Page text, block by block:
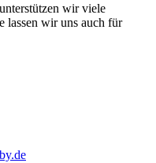
wir viele
lassen wir uns auch für